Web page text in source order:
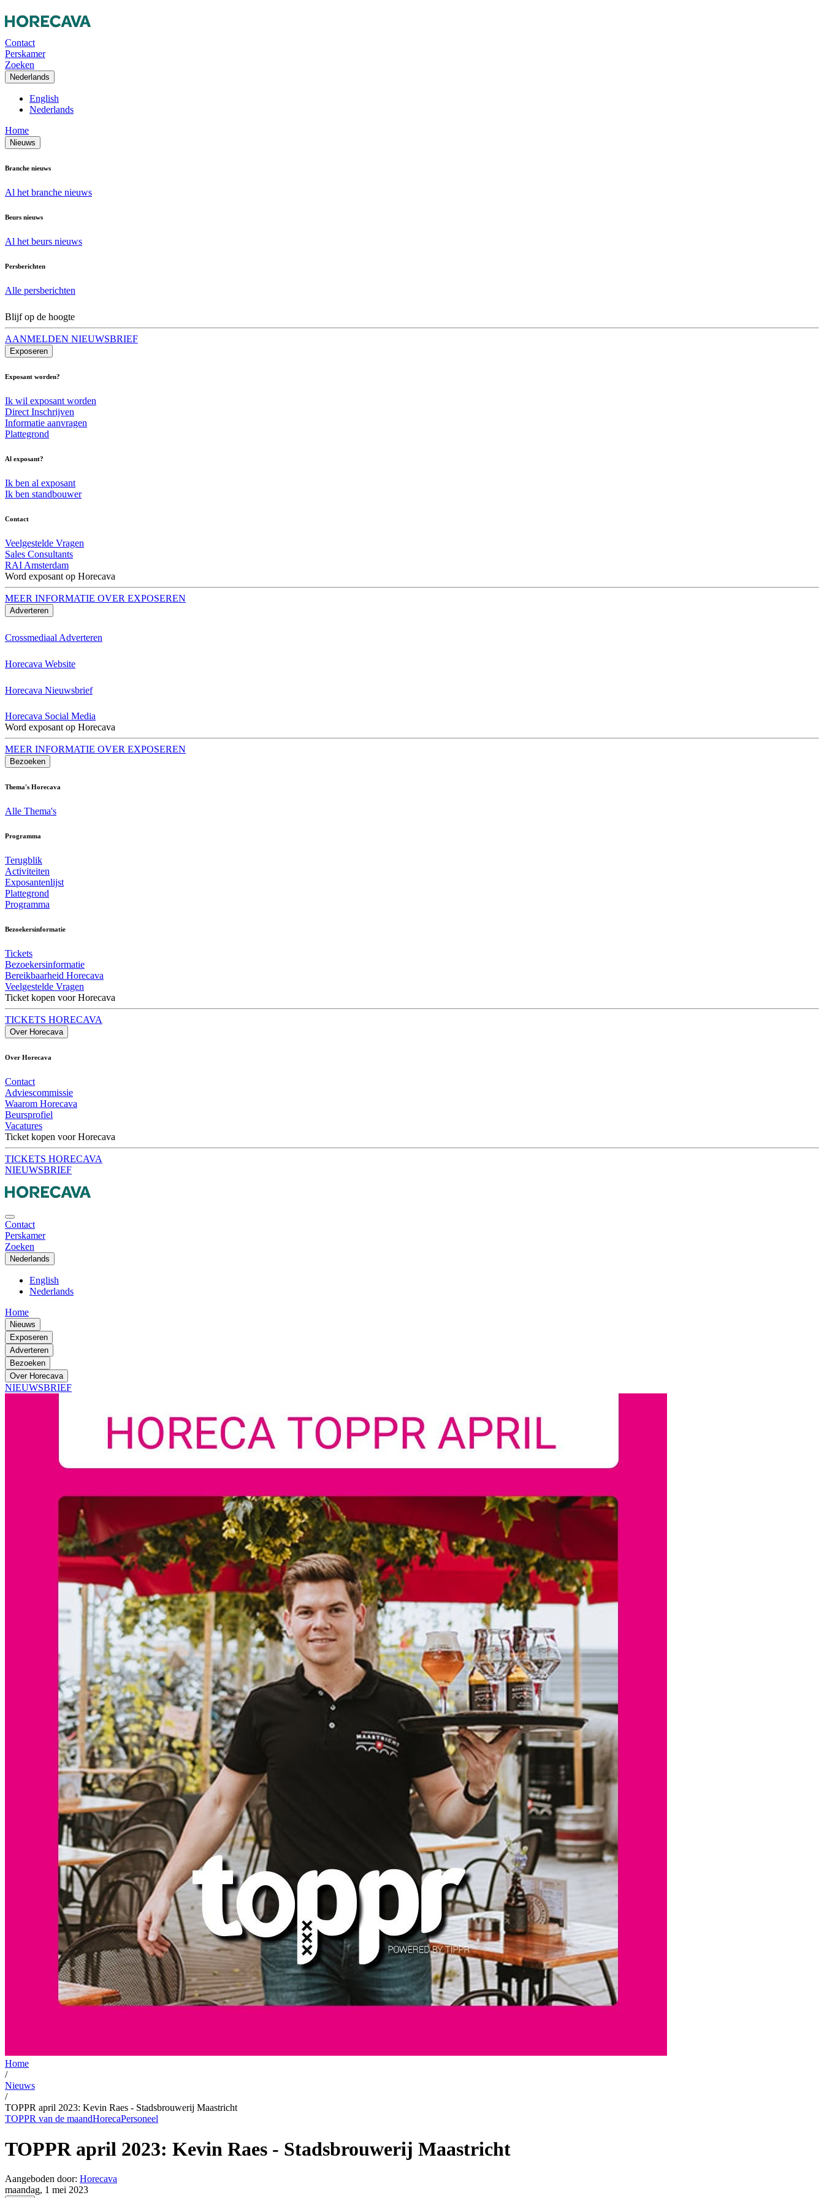
Contact
Perskamer
Zoeken
Nederlands
English
Nederlands
Home
Nieuws
Branche nieuws
Al het branche nieuws
Beurs nieuws
Al het beurs nieuws
Persberichten
Alle persberichten
Blijf op de hoogte
AANMELDEN NIEUWSBRIEF
Exposeren
Exposant worden?
Ik wil exposant worden
Direct Inschrijven
Informatie aanvragen
Plattegrond
Al exposant?
Ik ben al exposant
Ik ben standbouwer
Contact
Veelgestelde Vragen
Sales Consultants
RAI Amsterdam
Word exposant op Horecava
MEER INFORMATIE OVER EXPOSEREN
Adverteren
Crossmediaal Adverteren
Horecava Website
Horecava Nieuwsbrief
Horecava Social Media
Word exposant op Horecava
MEER INFORMATIE OVER EXPOSEREN
Bezoeken
Thema's Horecava
Alle Thema's
Programma
Terugblik
Activiteiten
Exposantenlijst
Plattegrond
Programma
Bezoekersinformatie
Tickets
Bezoekersinformatie
Bereikbaarheid Horecava
Veelgestelde Vragen
Ticket kopen voor Horecava
TICKETS HORECAVA
Over Horecava
Over Horecava
Contact
Adviescommissie
Waarom Horecava
Beursprofiel
Vacatures
Ticket kopen voor Horecava
TICKETS HORECAVA
NIEUWSBRIEF
Contact
Perskamer
Zoeken
Nederlands
English
Nederlands
Home
Nieuws
Exposeren
Adverteren
Bezoeken
Over Horecava
NIEUWSBRIEF
Home
/
Nieuws
/
TOPPR april 2023: Kevin Raes - Stadsbrouwerij Maastricht
TOPPR van de maandHorecaPersoneel
TOPPR april 2023: Kevin Raes - Stadsbrouwerij Maastricht
Aangeboden door: Horecava
maandag, 1 mei 2023